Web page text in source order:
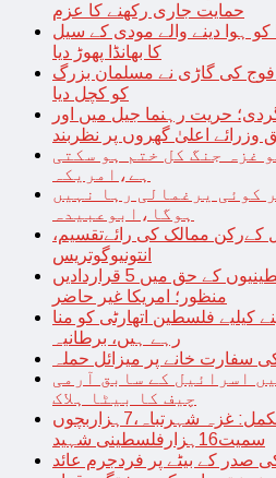
حمایت جاری رکھنے کا عزم
کو ہوا دینے والے مودی کے سیل
کا بھانڈا پھوڑ دیا
کی گاڑی نے مسلمان بزرگ
کو کچل دیا
حریت رہنما جیل میں اور
وزرائے اعلیٰ گھروں پر نظربند
غزہ جنگ کل ختم ہو سکتی
ہے،امریکہ
کوئی یرغمالی رہا نہیں
ہوگا،ابوعبیدہ
کےرکن ممالک کی رائےتقسیم،
انتونیوگوتریس
اقوام متحدہ میں فلسطینیوں کے حق میں 5 قراردادیں
منظور؛ امریکا غیر حاضر
فلسطین اتھارٹی کو منا
رہے ہیں، برطانیہ
سفارت خانے پر میزائل حملہ
اسرائیل کے سابق آرمی
چیف کا بیٹا ہلاک
حماس اسرائیل جنگ،2ماہ مکمل: غزہ شہرتباہ،7ہزاربچوں
سمیت16ہزارفلسطینی شہید
صدر کے بیٹے پر فردجرم عائد